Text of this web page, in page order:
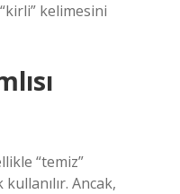
kelimesini
“temiz”
Ancak,